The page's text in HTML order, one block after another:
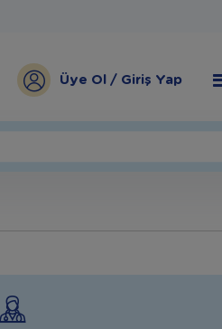
Üye Ol / Giriş Yap